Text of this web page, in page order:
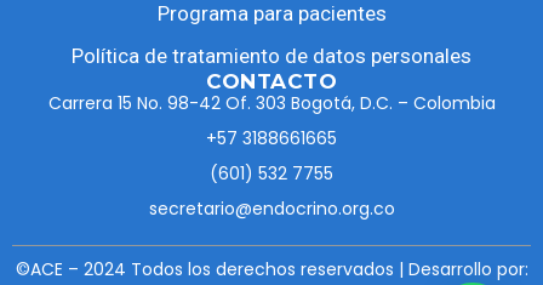
Programa para pacientes
Política de tratamiento de datos personales
CONTACTO
Carrera 15 No. 98-42 Of. 303 Bogotá, D.C. – Colombia
+57 3188661665
(601) 532 7755
secretario@endocrino.org.co
©ACE – 2024 Todos los derechos reservados | Desarrollo por: